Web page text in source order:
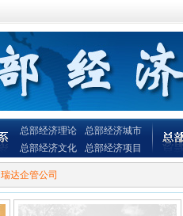
总部经济理论
总部经济文化
总部经济城市
总部经济项目
瑞达企管公司